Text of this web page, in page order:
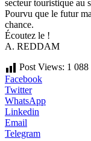
secteur touristique au
Pourvu que le futur
chance.
Écoutez le !
A. REDDAM
Post Views: 1 088
Facebook
Twitter
WhatsApp
Linkedin
Email
Telegram